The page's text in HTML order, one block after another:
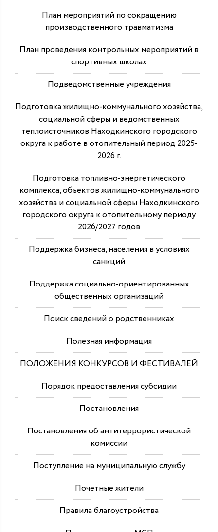
План мероприятий по сокращению
производственного травматизма
План проведения контрольных мероприятий в
спортивных школах
Подведомственные учреждения
Подготовка жилищно-коммунального хозяйства,
социальной сферы и ведомственных
теплоисточников Находкинского городского
округа к работе в отопительный период 2025-
2026 г.
Подготовка топливно-энергетического
комплекса, объектов жилищно-коммунального
хозяйства и социальной сферы Находкинского
городского округа к отопительному периоду
2026/2027 годов
Поддержка бизнеса, населения в условиях
санкций
Поддержка социально-ориентированных
общественных организаций
Поиск сведений о родственниках
Полезная информация
ПОЛОЖЕНИЯ КОНКУРСОВ И ФЕСТИВАЛЕЙ
Порядок предоставления субсидии
Постановления
Постановления об антитеррористической
комиссии
Поступление на муниципальную службу
Почетные жители
Правила благоустройства